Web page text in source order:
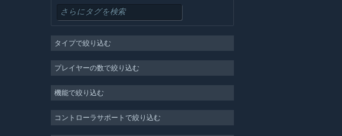
シミュレーション
ストラテジー
3D
無料プレイ
タイプで絞り込む
プレイヤーの数で絞り込む
機能で絞り込む
コントローラサポートで絞り込む